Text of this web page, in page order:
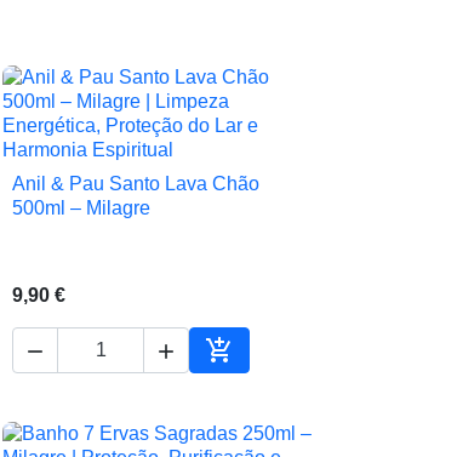
 Vista rápida
Anil & Pau Santo Lava Chão
500ml – Milagre
9,90 €
  
Adicionar ao carrinho